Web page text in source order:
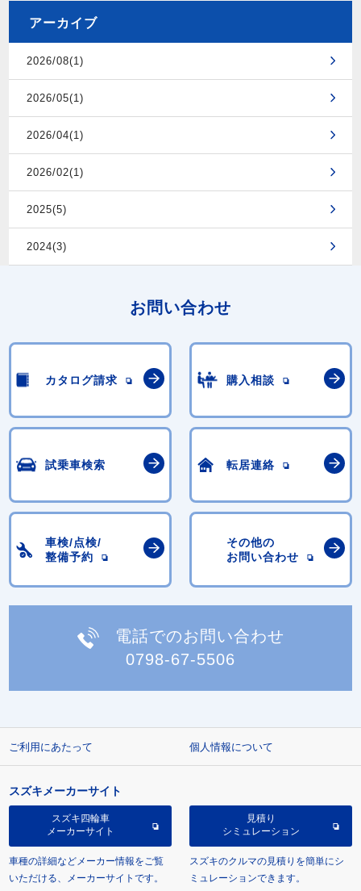
アーカイブ
2026/08(1)
2026/05(1)
2026/04(1)
2026/02(1)
2025(5)
2024(3)
お問い合わせ
カタログ請求 購入相談
試乗車検索 転居連絡
車検/点検/
整備予約
その他の
お問い合わせ
電話でのお問い合わせ
0798-67-5506
ご利用にあたって 個人情報について
スズキメーカーサイト
スズキ四輪車
メーカーサイト
車種の詳細などメーカー情報をご覧
いただける、メーカーサイトです。
見積り
シミュレーション
スズキのクルマの見積りを簡単にシ
ミュレーションできます。